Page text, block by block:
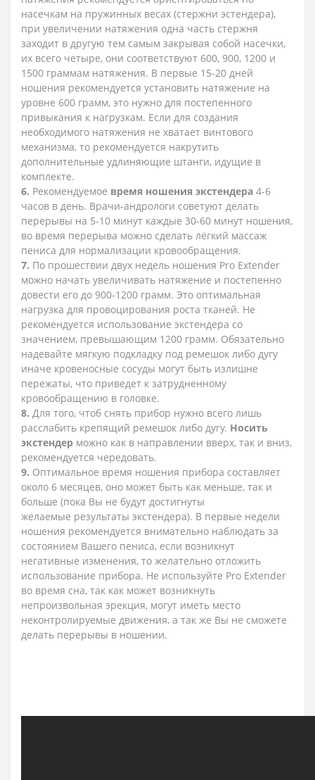
насечкам на пружинных весах (стержни эстендера),
при увеличении натяжения одна часть стержня
заходит в другую тем самым закрывая собой насечки,
их всего четыре, они соответствуют 600, 900, 1200 и
1500 граммам натяжения. В первые 15-20 дней
ношения рекомендуется установить натяжение на
уровне 600 грамм, это нужно для постепенного
привыкания к нагрузкам. Если для создания
необходимого натяжения не хватает винтового
механизма, то рекомендуется накрутить
дополнительные удлиняющие штанги, идущие в
комплекте.
6. Рекомендуемое время ношения экстендера 4-6
часов в день. Врачи-андрологи советуют делать
перерывы на 5-10 минут каждые 30-60 минут ношения,
во время перерыва можно сделать лёгкий массаж
пениса для нормализации кровообращения.
7. По прошествии двух недель ношения Pro Extender
можно начать увеличивать натяжение и постепенно
довести его до 900-1200 грамм. Это оптимальная
нагрузка для провоцирования роста тканей. Не
рекомендуется использование экстендера со
значением, превышающим 1200 грамм. Обязательно
надевайте мягкую подкладку под ремешок либо дугу
иначе кровеносные сосуды могут быть излишне
пережаты, что приведет к затрудненному
кровообращению в головке.
8. Для того, чтоб снять прибор нужно всего лишь
расслабить крепящий ремешок либо дугу. Носить
экстендер можно как в направлении вверх, так и вниз,
рекомендуется чередовать.
9. Оптимальное время ношения прибора составляет
около 6 месяцев, оно может быть как меньше, так и
больше (пока Вы не будут достигнуты
желаемые результаты экстендера). В первые недели
ношения рекомендуется внимательно наблюдать за
состоянием Вашего пениса, если возникнут
негативные изменения, то желательно отложить
использование прибора. Не используйте Pro Extender
во время сна, так как может возникнуть
непроизвольная эрекция, могут иметь место
неконтролируемые движения, а так же Вы не сможете
делать перерывы в ношении.